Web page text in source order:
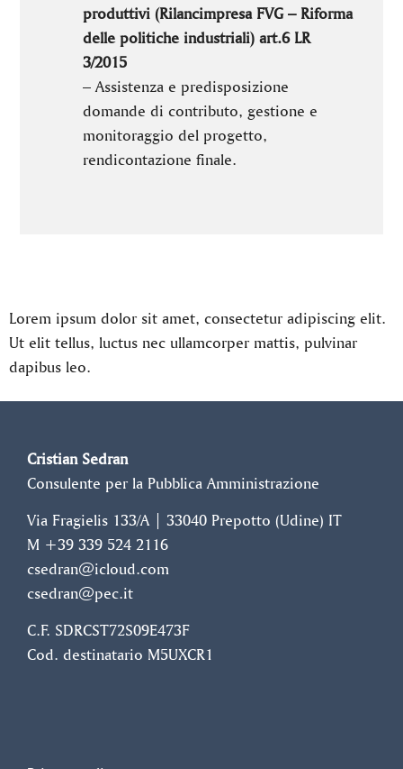
produttivi (Rilancimpresa FVG – Riforma
delle politiche industriali) art.6 LR
3/2015
– Assistenza e predisposizione
domande di contributo, gestione e
monitoraggio del progetto,
rendicontazione finale.
Lorem ipsum dolor sit amet, consectetur adipiscing elit.
Ut elit tellus, luctus nec ullamcorper mattis, pulvinar
dapibus leo.
Cristian Sedran
Consulente per la Pubblica Amministrazione
Via Fragielis 133/A | 33040 Prepotto (Udine) IT
M +39 339 524 2116
csedran@icloud.com
csedran@pec.it
C.F. SDRCST72S09E473F
Cod. destinatario M5UXCR1